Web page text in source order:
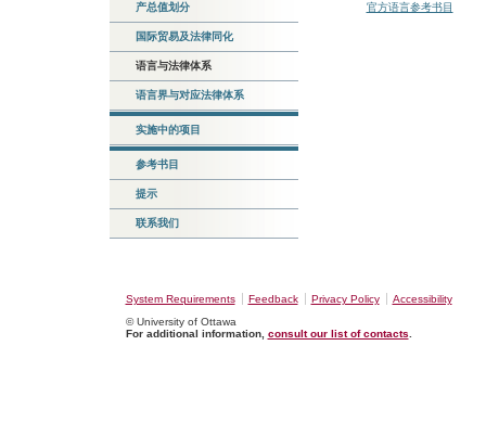
产总值划分
国际贸易及法律同化
语言与法律体系
语言界与对应法律体系
实施中的项目
参考书目
提示
联系我们
官方语言参考书目
System Requirements Feedback Privacy Policy
Accessibility
© University of Ottawa
For additional information, consult our list of contacts